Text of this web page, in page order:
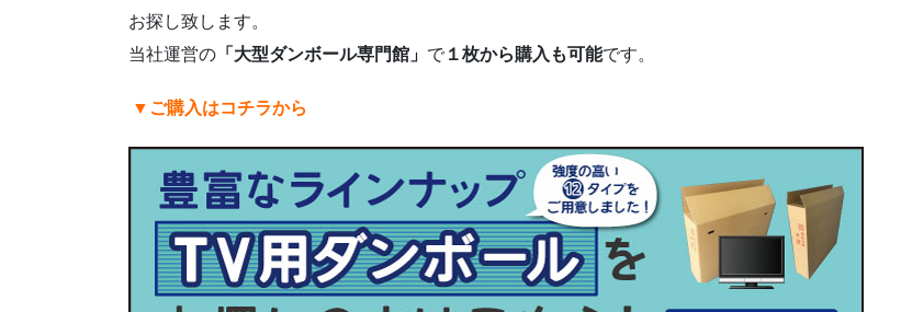
お探し致します。
当社運営の 「大型ダンボール専門館」 で １枚から購入も可能です。
▼ご購入はコチラから